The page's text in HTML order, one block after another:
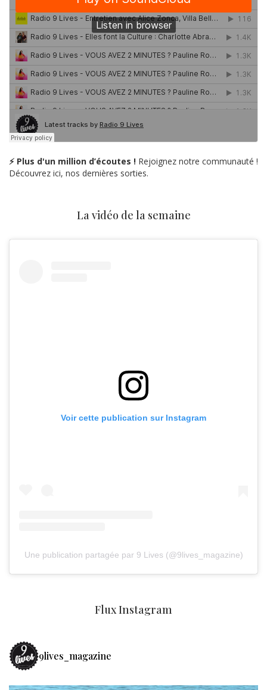
⚡ Plus d'un million d’écoutes ! Rejoignez notre communauté !
Découvrez ici, nos dernières sorties.
La vidéo de la semaine
Voir cette publication sur Instagram
Une publication partagée par 9 Lives (@9lives_magazine)
Flux Instagram
9lives_magazine